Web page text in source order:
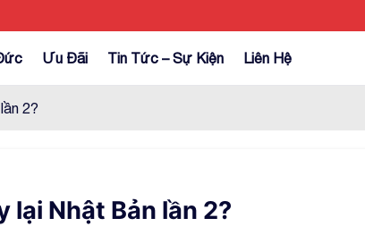
Ưu Đãi Tin Tức – Sự Kiện Liên Hệ
2?
lại Nhật Bản lần 2?